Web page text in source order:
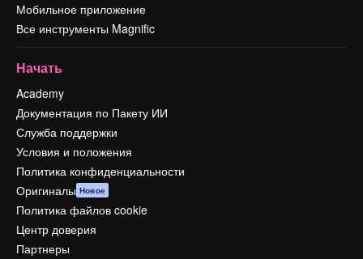
Мобильное приложение
Все инструменты Magnific
Начать
Academy
Документация по Пакету ИИ
Служба поддержки
Условия и положения
Политика конфиденциальности
Оригиналы Новое
Политика файлов cookie
Центр доверия
Партнеры